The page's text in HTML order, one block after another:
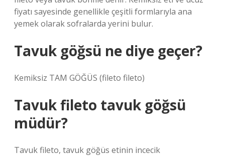
fiyatı sayesinde genellikle çeşitli formlarıyla ana
yemek olarak sofralarda yerini bulur.
Tavuk göğsü ne diye geçer?
Kemiksiz TAM GÖĞÜS (fileto fileto)
Tavuk fileto tavuk göğsü
müdür?
Tavuk fileto, tavuk göğüs etinin incecik